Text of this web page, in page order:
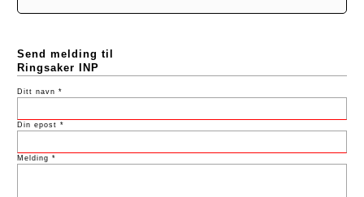
Send melding til
Ringsaker INP
Ditt navn *
Din epost *
Melding *